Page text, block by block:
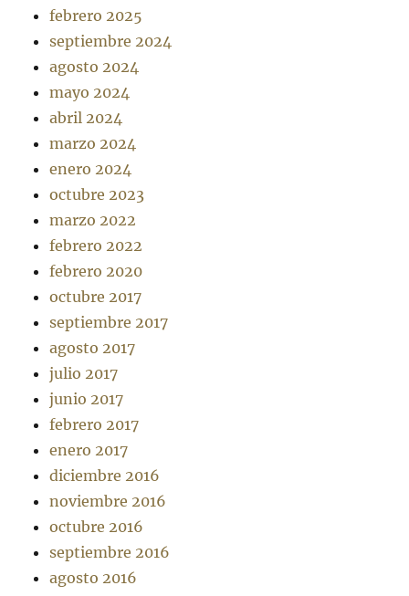
febrero 2025
septiembre 2024
agosto 2024
mayo 2024
abril 2024
marzo 2024
enero 2024
octubre 2023
marzo 2022
febrero 2022
febrero 2020
octubre 2017
septiembre 2017
agosto 2017
julio 2017
junio 2017
febrero 2017
enero 2017
diciembre 2016
noviembre 2016
octubre 2016
septiembre 2016
agosto 2016